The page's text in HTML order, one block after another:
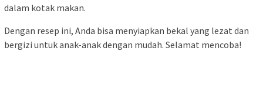
dalam kotak makan.
Dengan resep ini, Anda bisa menyiapkan bekal yang lezat dan
bergizi untuk anak-anak dengan mudah. Selamat mencoba!